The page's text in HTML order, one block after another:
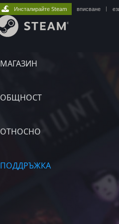
МАГАЗИН
ОБЩНОСТ
ОТНОСНО
ПОДДРЪЖКА
Инсталирайте Steam вписване